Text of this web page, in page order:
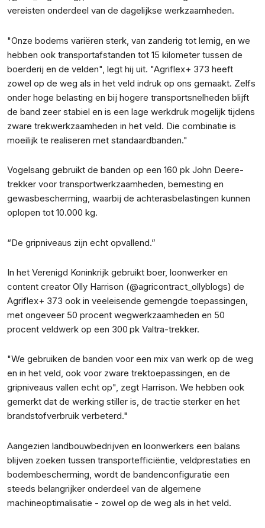
vereisten onderdeel van de dagelijkse werkzaamheden.
"Onze bodems variëren sterk, van zanderig tot lemig, en we
hebben ook transportafstanden tot 15 kilometer tussen de
boerderij en de velden", legt hij uit. "Agriflex+ 373 heeft
zowel op de weg als in het veld indruk op ons gemaakt. Zelfs
onder hoge belasting en bij hogere transportsnelheden blijft
de band zeer stabiel en is een lage werkdruk mogelijk tijdens
zware trekwerkzaamheden in het veld. Die combinatie is
moeilijk te realiseren met standaardbanden."
Vogelsang gebruikt de banden op een 160 pk John Deere-
trekker voor transportwerkzaamheden, bemesting en
gewasbescherming, waarbij de achterasbelastingen kunnen
oplopen tot 10.000 kg.
“De gripniveaus zijn echt opvallend.”
In het Verenigd Koninkrijk gebruikt boer, loonwerker en
content creator Olly Harrison (@agricontract_ollyblogs) de
Agriflex+ 373 ook in veeleisende gemengde toepassingen,
met ongeveer 50 procent wegwerkzaamheden en 50
procent veldwerk op een 300 pk Valtra-trekker.
"We gebruiken de banden voor een mix van werk op de weg
en in het veld, ook voor zware trektoepassingen, en de
gripniveaus vallen echt op", zegt Harrison. We hebben ook
gemerkt dat de werking stiller is, de tractie sterker en het
brandstofverbruik verbeterd."
Aangezien landbouwbedrijven en loonwerkers een balans
blijven zoeken tussen transportefficiëntie, veldprestaties en
bodembescherming, wordt de bandenconfiguratie een
steeds belangrijker onderdeel van de algemene
machineoptimalisatie - zowel op de weg als in het veld.